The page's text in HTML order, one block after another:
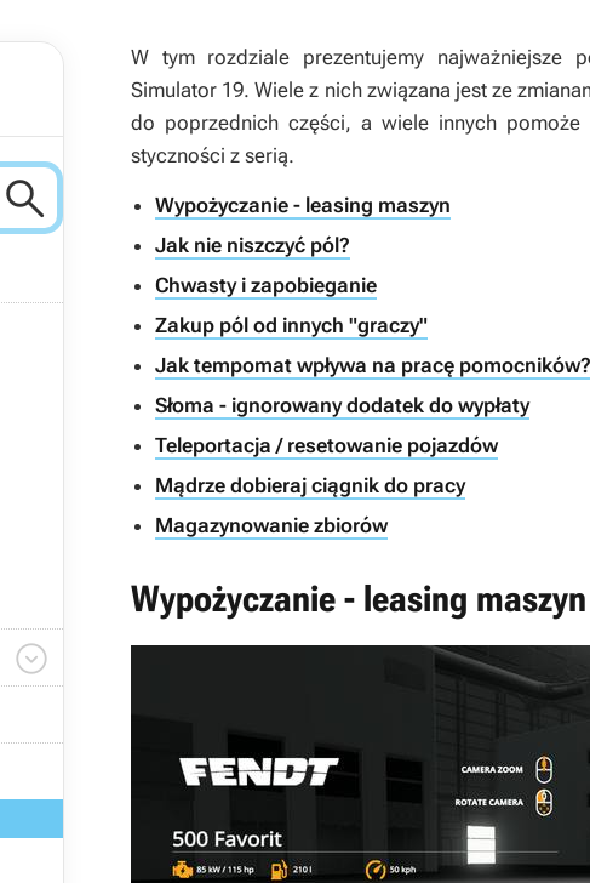


W tym rozdziale prezentujemy
Simulator 19. Wiele z nich związana jest ze
do poprzednich części, a wiele innych
styczności z serią.
Wypożyczanie - leasing maszyn
Jak nie niszczyć pól?
Chwasty i zapobieganie
Zakup pól od innych "graczy"
Jak tempomat wpływa na pracę pomocników?
Słoma - ignorowany dodatek do wypłaty
Teleportacja / resetowanie pojazdów
Mądrze dobieraj ciągnik do pracy
Magazynowanie zbiorów
Wypożyczanie - leasing maszyn